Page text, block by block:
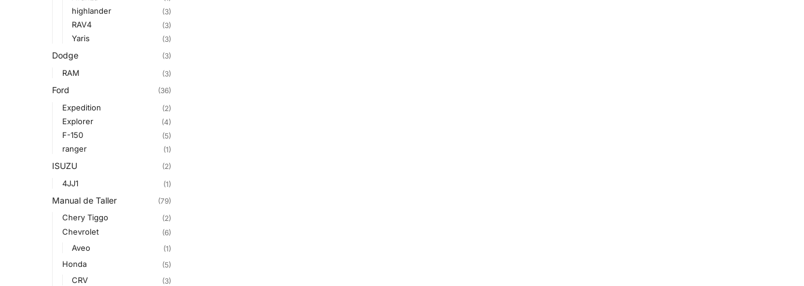
highlander (3)
RAV4 (3)
Yaris (3)
Dodge (3)
RAM (3)
Ford (36)
Expedition (2)
Explorer (4)
F-150 (5)
ranger (1)
ISUZU (2)
4JJ1 (1)
Manual de Taller (79)
Chery Tiggo (2)
Chevrolet (6)
Aveo (1)
Honda (5)
CRV (3)